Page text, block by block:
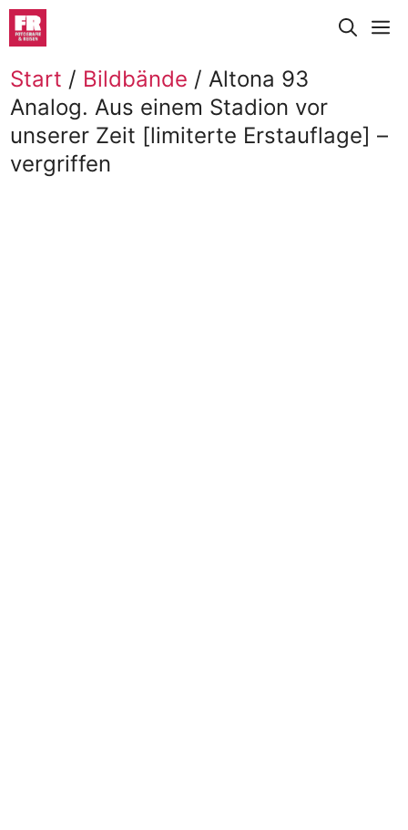
Zum
Inhalt
springen
Start / Bildbände / Altona 93
Analog. Aus einem Stadion vor
unserer Zeit [limiterte Erstauflage] –
vergriffen